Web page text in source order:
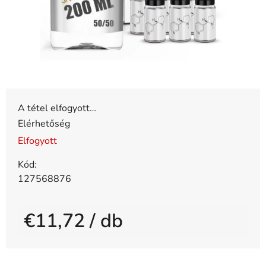
A tétel elfogyott…
Elérhetőség
Elfogyott
Kód:
127568876
€11,72/ db